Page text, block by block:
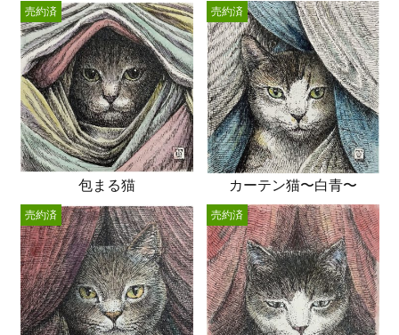
包まる猫
売約済
カーテン猫〜白青〜
売約済
売約済 売約済